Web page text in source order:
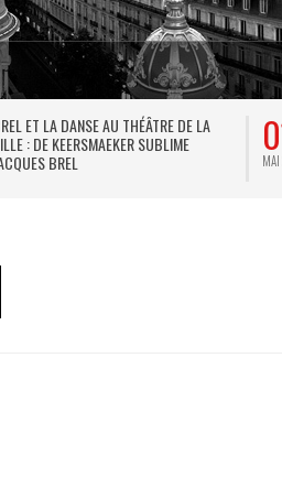
ET LA DANSE AU THÉÂTRE DE LA
: DE KEERSMAEKER SUBLIME
BREL